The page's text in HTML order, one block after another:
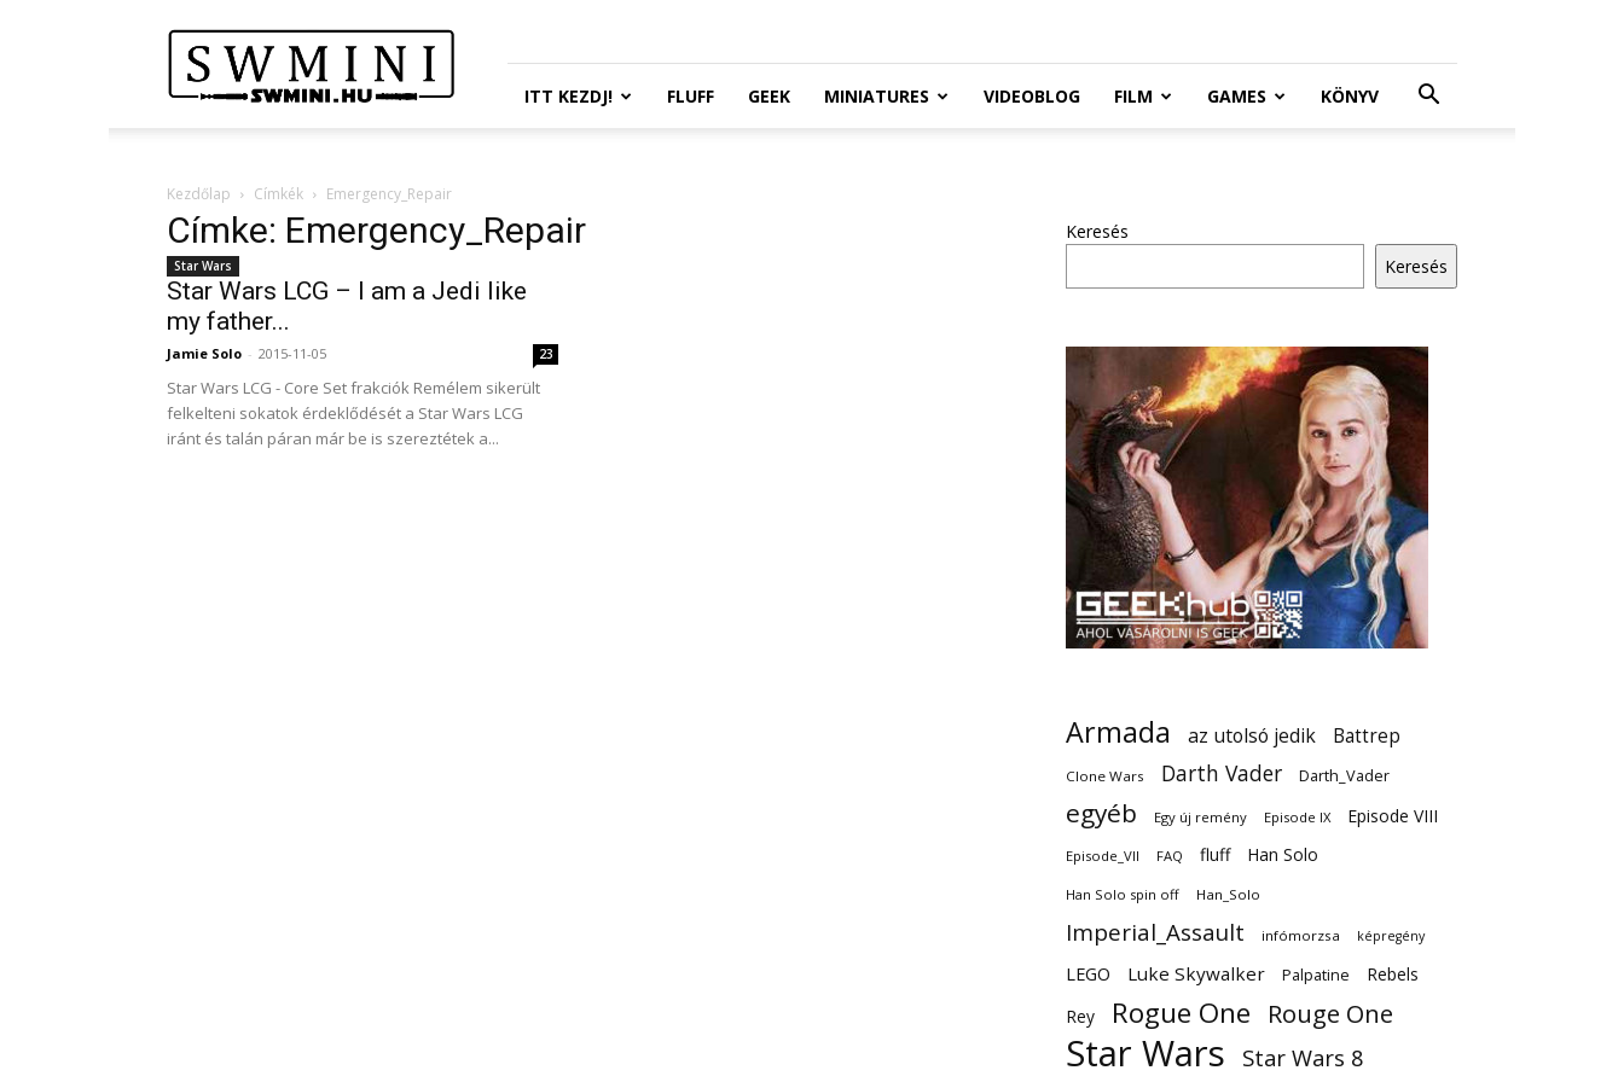
Wars
Miniatures
Portál
ITT KEZDJ! FLUFF GEEK MINIATURES VIDEOBLOG FILM GAMES KÖNYV
Kezdőlap Címkék Emergency_Repair
Címke: Emergency_Repair
Star Wars
Star Wars LCG – I am a Jedi like
my father...
Jamie Solo - 2015-11-05 23
Star Wars LCG - Core Set frakciók Remélem sikerült
felkelteni sokatok érdeklődését a Star Wars LCG
iránt és talán páran már be is szereztétek a...
Keresés
Keresés
Armada az utolsó jedik Battrep
Clone Wars Darth Vader Darth_Vader
egyéb Egy új remény Episode IX Episode VIII
Episode_VII FAQ fluff Han Solo
Han Solo spin off Han_Solo
Imperial_Assault infómorzsa képregény
LEGO Luke Skywalker Palpatine
Rebels
Rey
Rogue One Rouge One
Star Wars Star Wars 8